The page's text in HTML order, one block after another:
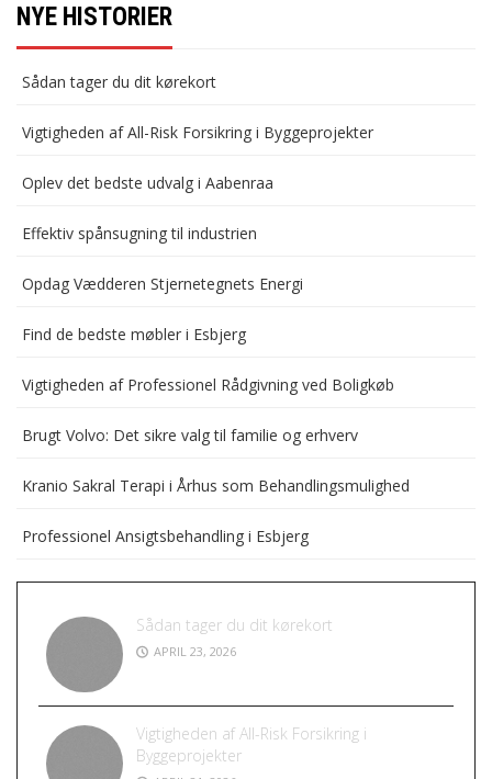
NYE HISTORIER
Sådan tager du dit kørekort
Vigtigheden af All-Risk Forsikring i Byggeprojekter
Oplev det bedste udvalg i Aabenraa
Effektiv spånsugning til industrien
Opdag Vædderen Stjernetegnets Energi
Find de bedste møbler i Esbjerg
Vigtigheden af Professionel Rådgivning ved Boligkøb
Brugt Volvo: Det sikre valg til familie og erhverv
Kranio Sakral Terapi i Århus som Behandlingsmulighed
Professionel Ansigtsbehandling i Esbjerg
Sådan tager du dit kørekort
APRIL 23, 2026
Vigtigheden af All-Risk Forsikring i
Byggeprojekter